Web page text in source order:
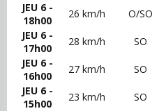
JEU 6 -
18h00
26 km/h
O/SO
JEU 6 -
17h00
28 km/h
SO
JEU 6 -
16h00
27 km/h
SO
JEU 6 -
15h00
23 km/h
SO